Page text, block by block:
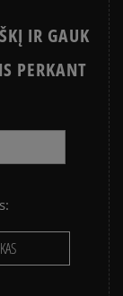
IR GAUK
PERKANT